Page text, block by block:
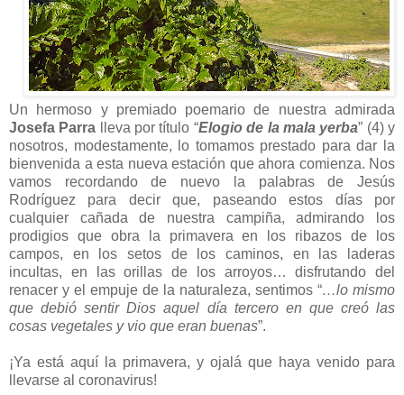
Un hermoso y premiado poemario de nuestra admirada
Josefa Parra lleva por título “Elogio de la mala yerba” (4) y
nosotros, modestamente, lo tomamos prestado para dar la
bienvenida a esta nueva estación que ahora comienza. Nos
vamos recordando de nuevo la palabras de Jesús
Rodríguez para decir que, paseando estos días por
cualquier cañada de nuestra campiña, admirando los
prodigios que obra la primavera en los ribazos de los
campos, en los setos de los caminos, en las laderas
incultas, en las orillas de los arroyos… disfrutando del
renacer y el empuje de la naturaleza, sentimos “…lo mismo
que debió sentir Dios aquel día tercero en que creó las
cosas vegetales y vio que eran buenas”.
¡Ya está aquí la primavera, y ojalá que haya venido para
llevarse al coronavirus!